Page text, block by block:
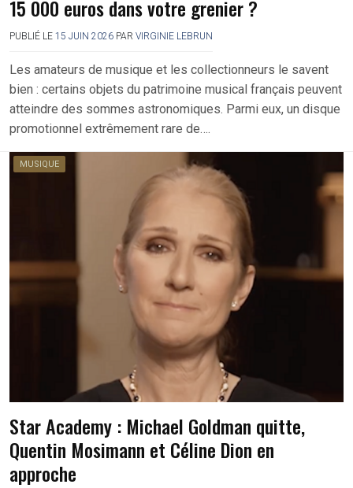
15 000 euros dans votre grenier ?
PUBLIÉ LE 15 JUIN 2026 PAR VIRGINIE LEBRUN
Les amateurs de musique et les collectionneurs le savent
bien : certains objets du patrimoine musical français peuvent
atteindre des sommes astronomiques. Parmi eux, un disque
promotionnel extrêmement rare de….
MUSIQUE
Star Academy : Michael Goldman quitte,
Quentin Mosimann et Céline Dion en
approche